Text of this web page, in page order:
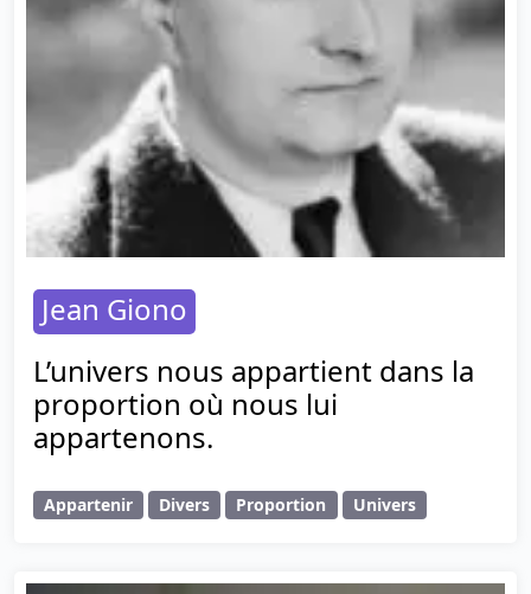
Jean Giono
L’univers nous appartient dans la
proportion où nous lui
appartenons.
Appartenir Divers Proportion Univers